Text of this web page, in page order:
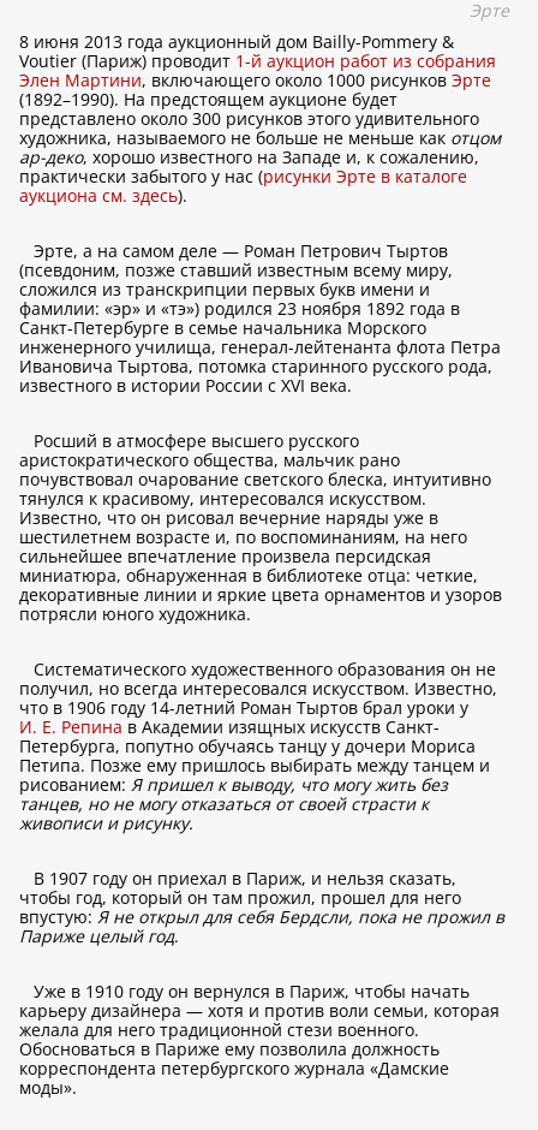
Эрте
8 июня 2013 года аукционный дом Bailly-Pommery &
Voutier (Париж) проводит 1-й аукцион работ из собрания
Элен Мартини, включающего около 1000 рисунков Эрте
(1892–1990). На предстоящем аукционе будет
представлено около 300 рисунков этого удивительного
художника, называемого не больше не меньше как отцом
ар-деко, хорошо известного на Западе и, к сожалению,
практически забытого у нас (рисунки Эрте в каталоге
аукциона см. здесь).
Эрте, а на самом деле — Роман Петрович Тыртов
(псевдоним, позже ставший известным всему миру,
сложился из транскрипции первых букв имени и
фамилии: «эр» и «тэ») родился 23 ноября 1892 года в
Санкт-Петербурге в семье начальника Морского
инженерного училища, генерал-лейтенанта флота Петра
Ивановича Тыртова, потомка старинного русского рода,
известного в истории России с XVI века.
Росший в атмосфере высшего русского
аристократического общества, мальчик рано
почувствовал очарование светского блеска, интуитивно
тянулся к красивому, интересовался искусством.
Известно, что он рисовал вечерние наряды уже в
шестилетнем возрасте и, по воспоминаниям, на него
сильнейшее впечатление произвела персидская
миниатюра, обнаруженная в библиотеке отца: четкие,
декоративные линии и яркие цвета орнаментов и узоров
потрясли юного художника.
Систематического художественного образования он не
получил, но всегда интересовался искусством. Известно,
что в 1906 году 14-летний Роман Тыртов брал уроки у
И. Е. Репина в Академии изящных искусств Санкт-
Петербурга, попутно обучаясь танцу у дочери Мориса
Петипа. Позже ему пришлось выбирать между танцем и
рисованием: Я пришел к выводу, что могу жить без
танцев, но не могу отказаться от своей страсти к
живописи и рисунку.
В 1907 году он приехал в Париж, и нельзя сказать,
чтобы год, который он там прожил, прошел для него
впустую: Я не открыл для себя Бердсли, пока не прожил в
Париже целый год.
Уже в 1910 году он вернулся в Париж, чтобы начать
карьеру дизайнера — хотя и против воли семьи, которая
желала для него традиционной стези военного.
Обосноваться в Париже ему позволила должность
корреспондента петербургского журнала «Дамские
моды».